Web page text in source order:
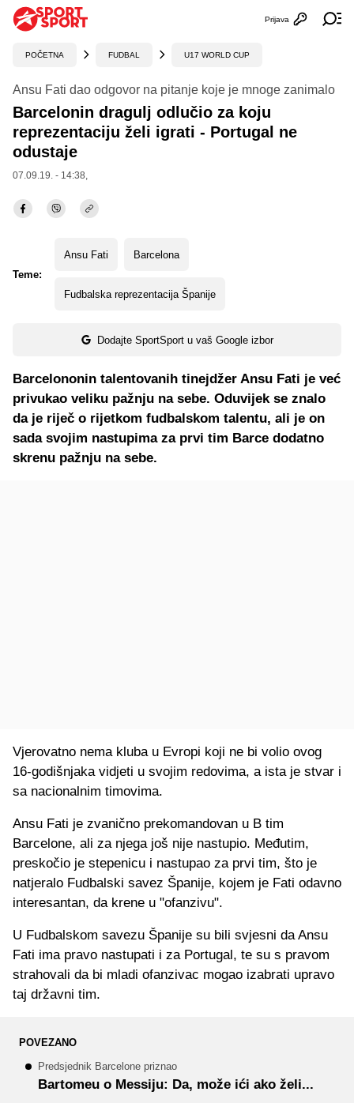
Otvori
Prijava
POČETNA FUDBAL U17 WORLD CUP
Ansu Fati dao odgovor na pitanje koje je mnoge zanimalo
Barcelonin dragulj odlučio za koju
reprezentaciju želi igrati - Portugal ne
odustaje
07.09.19. - 14:38,
Teme:
Ansu Fati Barcelona
Fudbalska reprezentacija Španije
Dodajte SportSport u vaš Google izbor
Barcelononin talentovanih tinejdžer Ansu Fati je već
privukao veliku pažnju na sebe. Oduvijek se znalo
da je riječ o rijetkom fudbalskom talentu, ali je on
sada svojim nastupima za prvi tim Barce dodatno
skrenu pažnju na sebe.
Vjerovatno nema kluba u Evropi koji ne bi volio ovog
16-godišnjaka vidjeti u svojim redovima, a ista je stvar i
sa nacionalnim timovima.
Ansu Fati je zvanično prekomandovan u B tim
Barcelone, ali za njega još nije nastupio. Međutim,
preskočio je stepenicu i nastupao za prvi tim, što je
natjeralo Fudbalski savez Španije, kojem je Fati odavno
interesantan, da krene u "ofanzivu".
U Fudbalskom savezu Španije su bili svjesni da Ansu
Fati ima pravo nastupati i za Portugal, te su s pravom
strahovali da bi mladi ofanzivac mogao izabrati upravo
taj državni tim.
POVEZANO
Predsjednik Barcelone priznao
Bartomeu o Messiju: Da, može ići ako želi...